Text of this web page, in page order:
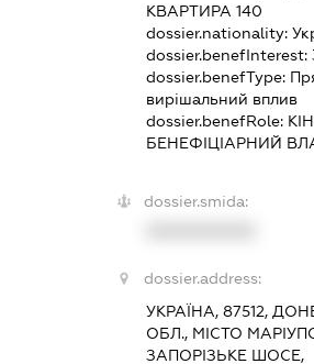
КВАРТИРА 140
dossier.nationality:
dossier.benefInterest:
dossier.benefType:
вирішальний вплив
dossier.benefRole:
БЕНЕФІЦІАРНИЙ
dossier.smida:
dossier.address:
УКРАЇНА, 87512,
ОБЛ., МІСТО
ЗАПОРІЗЬКЕ ШОСЕ,